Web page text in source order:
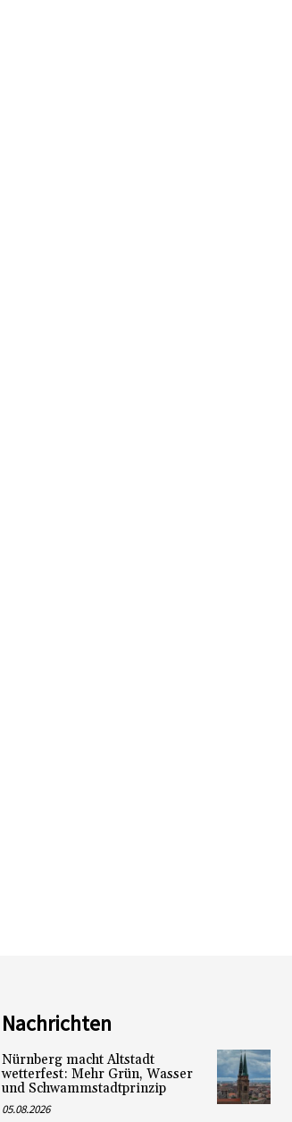
Nachrichten
Nürnberg macht Altstadt
wetterfest: Mehr Grün, Wasser
und Schwammstadtprinzip
05.08.2026